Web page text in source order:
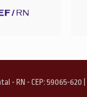
- RN - CEP: 59065-